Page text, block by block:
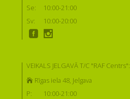
Se:
10:00-21:00
Sv:
10:00-20:00
VEIKALS JELGAVĀ T/C "RAF Centrs":
Rīgas iela 48, Jelgava
P:
10:00-21:00